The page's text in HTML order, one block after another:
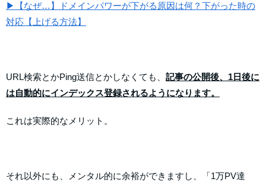
▶【なぜ…】ドメインパワーが下がる原因は何？下がった時の
対応【上げる方法】
URL検索とかPing送信とかしなくても、 記事の公開後、1日後に
は自動的にインデックス登録されるようになります。
これは実際的なメリット。
それ以外にも、メンタル的に余裕ができますし、「1万PV達